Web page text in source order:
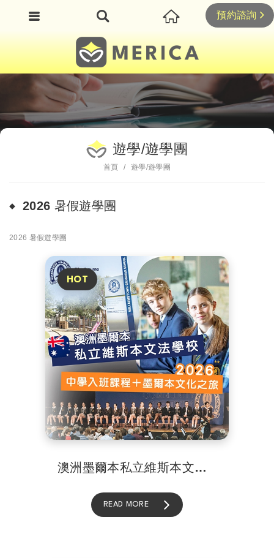
首頁 遊學/遊學團
遊學/遊學團
2026 暑假遊學團
2026 暑假遊學團
澳洲墨爾本私立維斯本文法學校中學入班課程＋墨爾本文化之旅
READ MORE
預約諮詢